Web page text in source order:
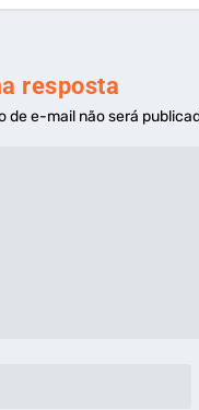
resposta
de e-mail não será